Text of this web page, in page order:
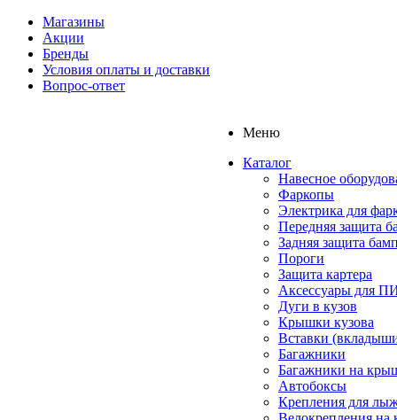
Магазины
Акции
Бренды
Условия оплаты и доставки
Вопрос-ответ
Меню
Каталог
Навесное
Фаркопы
Электрика для
Передняя защита
Задняя защита
Пороги
Защита картера
Аксессуары для
Дуги в кузов
Крышки кузова
Вставки
Багажники
Багажники на
Автобоксы
Крепления для